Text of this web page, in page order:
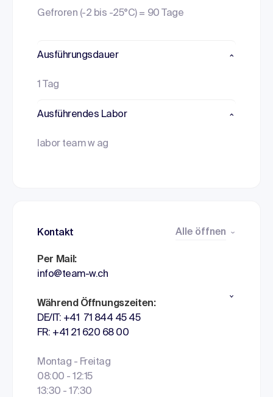
Gefroren (-2 bis -25°C) = 90 Tage
Ausführungsdauer
1 Tag
Ausführendes Labor
labor team w ag
Kontakt Alle öffnen
Per Mail:
info@team-w.ch
Während Öffnungszeiten:
DE/IT: +41 71 844 45 45
FR: +41 21 620 68 00
Montag - Freitag
08:00 - 12:15
13:30 - 17:30